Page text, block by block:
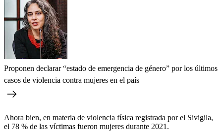
Proponen declarar “estado de emergencia de género” por los últimos
casos de violencia contra mujeres en el país
Ahora bien, en materia de violencia física registrada por el Sivigila,
el 78 % de las víctimas fueron mujeres durante 2021.